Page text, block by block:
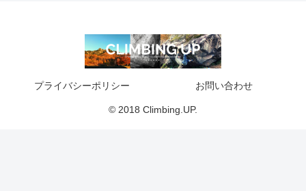
プライバシーポリシー お問い合わせ
© 2018 Climbing.UP.